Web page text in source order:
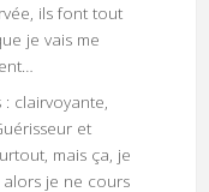
ils font tout
je vais me
clairvoyante,
et
mais ça, je
je ne cours